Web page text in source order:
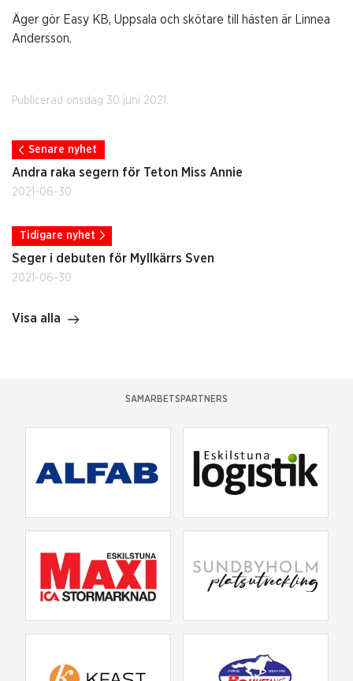
Äger gör Easy KB, Uppsala och skötare till hästen är Linnea
Andersson.
Publicerad onsdag 30 juni 2021.
Senare nyhet
Andra raka segern för Teton Miss Annie
2021-06-30
Tidigare nyhet
Seger i debuten för Myllkärrs Sven
2021-06-30
Visa alla
SAMARBETSPARTNERS